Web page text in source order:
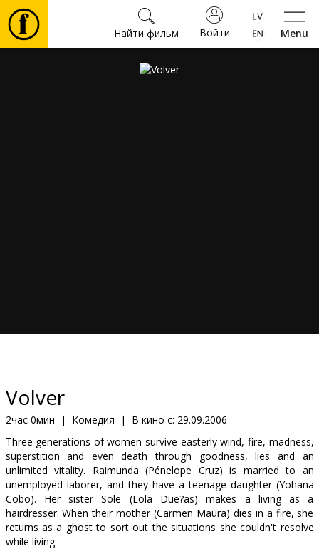
Menu
Войти
Найти фильм
Клуб
Volver
2час 0мин | Комедия | В кино с: 29.09.2006
Three generations of women survive easterly wind, fire, madness,
superstition and even death through goodness, lies and an
unlimited vitality. Raimunda (Pénelope Cruz) is married to an
unemployed laborer, and they have a teenage daughter (Yohana
Cobo). Her sister Sole (Lola Due?as) makes a living as a
hairdresser. When their mother (Carmen Maura) dies in a fire, she
returns as a ghost to sort out the situations she couldn't resolve
while living.